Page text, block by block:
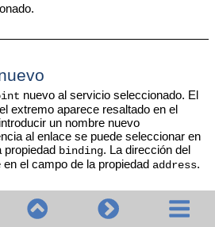
nuevo al servicio seleccionado. El
extremo aparece resaltado en el
un nombre nuevo
al enlace se puede seleccionar en
propiedad binding. La dirección del
el campo de la propiedad address.